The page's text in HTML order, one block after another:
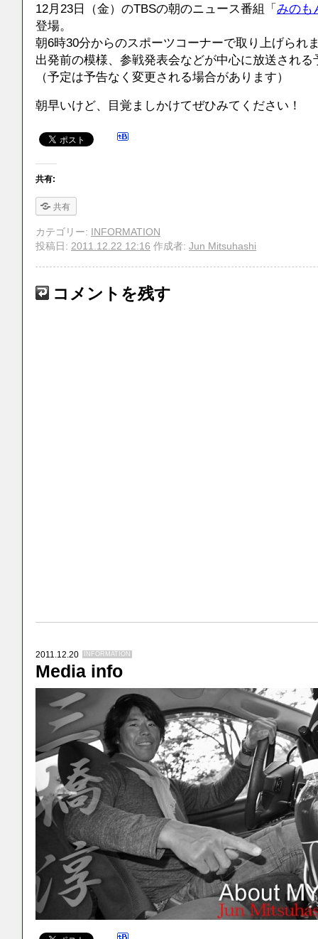
12月23日（金）のTBSの朝のニュース番組「みのも
登場。
朝6時30分からのスポーツコーナーで取り上げられ
出発前の模様、参戦発表会などが中心に放送される
（予定は予告なく変更される場合があります）
朝早いけど、目覚ましかけてぜひみてください！
共有:
共有
カテゴリー: INFORMATION
投稿日: 2011.12.22 12:16 作成者: Jun Mitsuhashi
コメントを残す
2011.12.20 INFORMATION
Media info